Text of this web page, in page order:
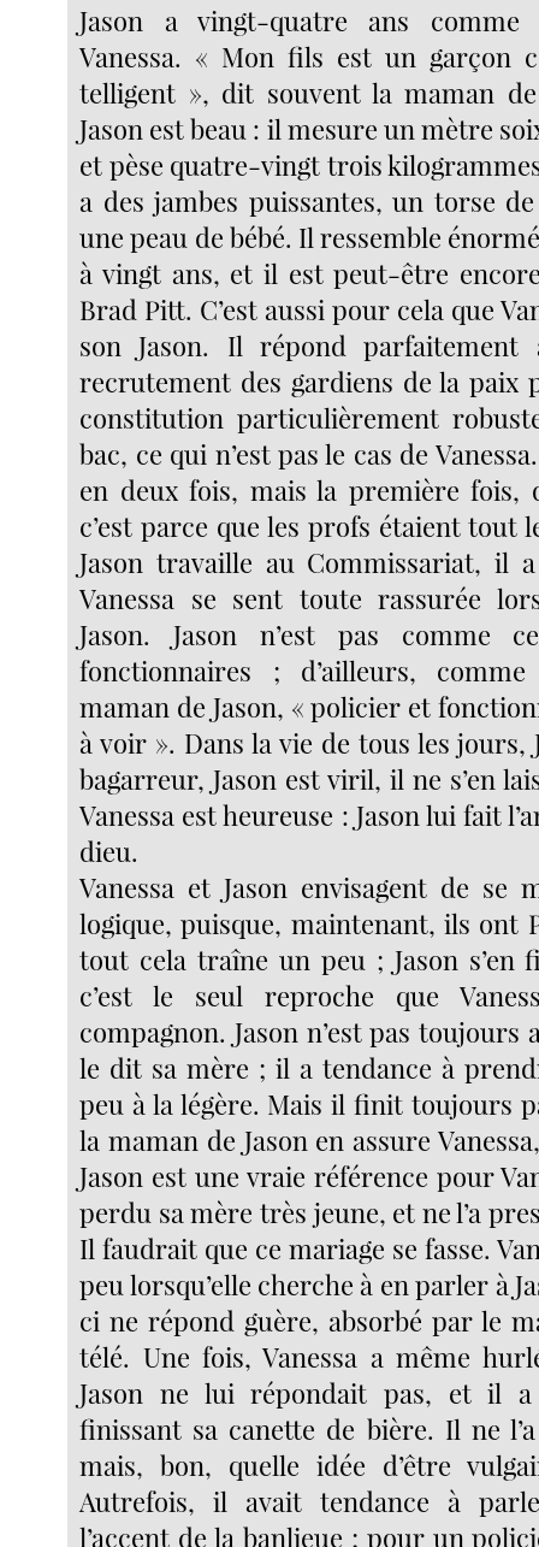
Jason a vingt-quatre ans
Vanessa. « Mon fils est un garçon
telligent », dit souvent la maman
Jason est beau : il mesure un mètre
et pèse quatre-vingt trois
a des jambes puissantes, un torse
une peau de bébé. Il ressemble
à vingt ans, et il est peut-être
Brad Pitt. C’est aussi pour cela que
son Jason. Il répond
recrutement des gardiens de la paix
constitution particulièrement
bac, ce qui n’est pas le cas de
en deux fois, mais la première fois,
c’est parce que les profs étaient tout
Jason travaille au Commissariat, il
Vanessa se sent toute rassurée
Jason. Jason n’est pas comme
fonctionnaires ; d’ailleurs,
maman de Jason, « policier et
à voir ». Dans la vie de tous les jours,
bagarreur, Jason est viril, il ne s’en
Vanessa est heureuse : Jason lui fait
dieu.
Vanessa et Jason envisagent de se
logique, puisque, maintenant, ils ont
tout cela traîne un peu ; Jason s’en
c’est le seul reproche que
compagnon. Jason n’est pas toujours
le dit sa mère ; il a tendance à
peu à la légère. Mais il finit toujours
la maman de Jason en assure
Jason est une vraie référence pour
perdu sa mère très jeune, et ne l’a
Il faudrait que ce mariage se fasse.
peu lorsqu’elle cherche à en parler à
ci ne répond guère, absorbé par le
télé. Une fois, Vanessa a même
Jason ne lui répondait pas, et il
finissant sa canette de bière. Il ne
mais, bon, quelle idée d’être
Autrefois, il avait tendance à
l’accent de la banlieue ; pour un